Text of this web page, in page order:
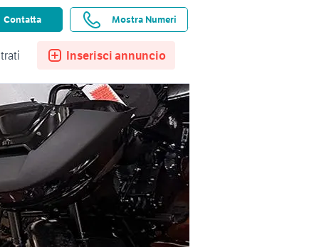
Ricerche salvate Preferiti
Inserisci annuncio
Contatta Mostra Numeri